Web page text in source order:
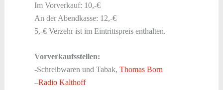
Im Vorverkauf: 10,-€
An der Abendkasse: 12,-€
5,-€ Verzehr ist im Eintrittspreis enthalten.
Vorverkaufsstellen:
-Schreibwaren und Tabak, Thomas Born
–Radio Kalthoff